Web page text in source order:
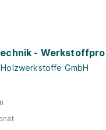
-
GmbH